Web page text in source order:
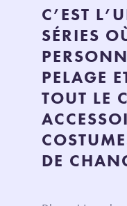
C’EST
SÉRIES
PELAGE
TOUT LE
DE